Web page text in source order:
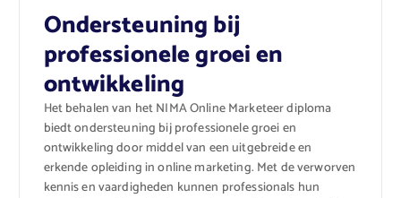
Ondersteuning bij
professionele groei en
ontwikkeling
Het behalen van het NIMA Online Marketeer diploma
biedt ondersteuning bij professionele groei en
ontwikkeling door middel van een uitgebreide en
erkende opleiding in online marketing. Met de verworven
kennis en vaardigheden kunnen professionals hun